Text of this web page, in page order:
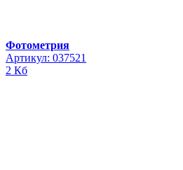
Фотометрия
Артикул: 037521
2 Кб